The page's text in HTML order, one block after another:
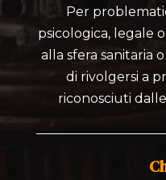
Per
psicologica, legale
alla sfera sanitaria
di rivolgersi a
riconosciuti